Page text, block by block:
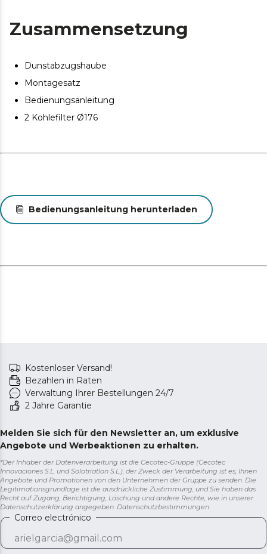
Zusammensetzung
Dunstabzugshaube
Montagesatz
Bedienungsanleitung
2 Kohlefilter Ø176
Bedienungsanleitung herunterladen
Kostenloser Versand!
Bezahlen in Raten
Verwaltung Ihrer Bestellungen 24/7
2 Jahre Garantie
Melden Sie sich für den Newsletter an, um exklusive
Angebote und Werbeaktionen zu erhalten.
*Der Inhaber der Datenverarbeitung ist die Cecotec-Gruppe (Cecotec
Innovaciones S.L. und Solotriatlon S.L.), der Zweck der Verarbeitung ist es, Ihnen
Angebote und Promotionen von den Unternehmen der Gruppe zu senden. Die
Legitimationsgrundlage ist die ausdrückliche Zustimmung, und Sie haben das
Recht auf Zugang, Berichtigung, Löschung und andere Rechte, wie in unserer
Datenschutzerklärung angegeben. Datenschutzbestimmungen
Correo electrónico